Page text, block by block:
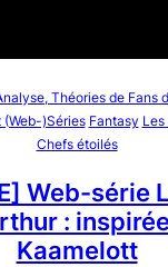
Théories de Fans
(Web-)Séries Fantasy
Chefs étoilés
Web-série
:
Kaamelott